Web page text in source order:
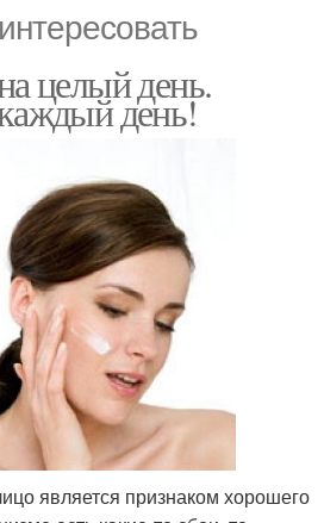
целый день.
день!
является признаком хорошего